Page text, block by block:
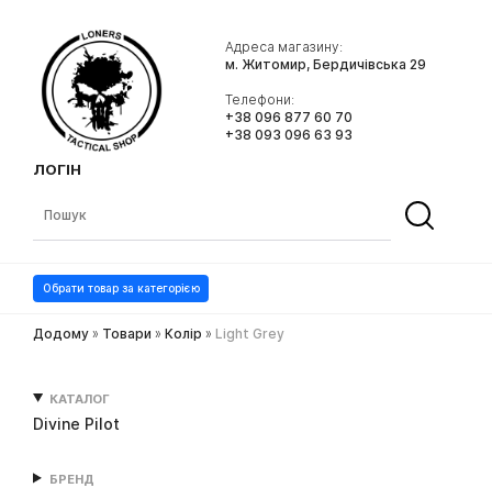
Адреса магазину:
м. Житомир, Бердичівська 29
Телефони:
+38 096 877 60 70
+38 093 096 63 93
ЛОГІН
Обрати товар за категорією
Додому » Товари » Колір » Light Grey
КАТАЛОГ
Divine Pilot
БРЕНД